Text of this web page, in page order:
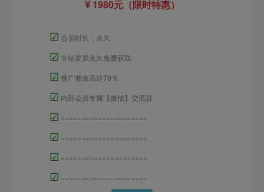
1980元（限时特惠）
☑ 会员时长：永久
☑ 全站资源永久免费获取
☑ 推广佣金高达70％
☑ 内部会员专属【微信】交流群
☑ =====================
☑ =====================
☑ =====================
☑ =====================